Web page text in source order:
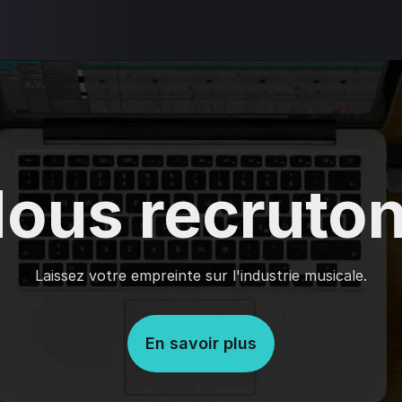
Laissez votre empreinte sur l'industrie musicale.
En savoir plus